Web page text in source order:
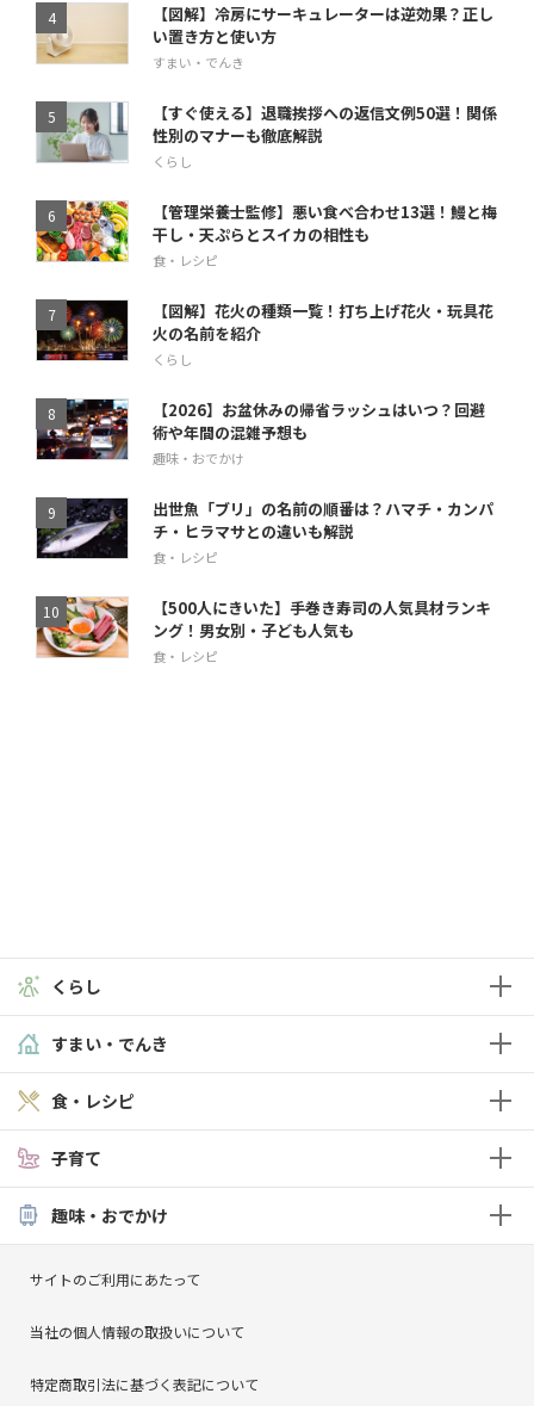
【図解】冷房にサーキュレーターは逆効果？正し
い置き方と使い方
すまい・でんき
【すぐ使える】退職挨拶への返信文例50選！関係
性別のマナーも徹底解説
くらし
【管理栄養士監修】悪い食べ合わせ13選！鰻と梅
干し・天ぷらとスイカの相性も
食・レシピ
【図解】花火の種類一覧！打ち上げ花火・玩具花
火の名前を紹介
くらし
【2026】お盆休みの帰省ラッシュはいつ？回避
術や年間の混雑予想も
趣味・おでかけ
出世魚「ブリ」の名前の順番は？ハマチ・カンパ
チ・ヒラマサとの違いも解説
食・レシピ
【500人にきいた】手巻き寿司の人気具材ランキ
ング！男女別・子ども人気も
食・レシピ
くらし
すまい・でんき
食・レシピ
子育て
趣味・おでかけ
サイトのご利用にあたって
当社の個人情報の取扱いについて
特定商取引法に基づく表記について